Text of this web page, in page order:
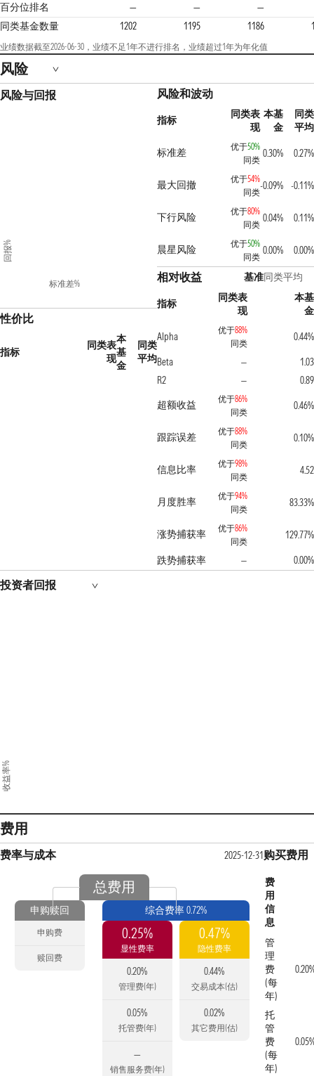
百分位排名 — —
—
同类基金数量
1202 1195 1186
业绩数据截至2026-06-30，业绩不足1年不进行排名，业绩超过1年为年化值
风险
风险与回报
标准差%
回报%
性价比
指标
同类表
现
本
基
金
同类
平均
风险和波动
指标
同类表
现
本基
金
同类
平均
标准差
优于50%
同类
0.30% 0.27%
最大回撤 优于54%
同类
-0.09% -0.11%
下行风险 优于80%
同类
0.04% 0.11%
晨星风险 优于50%
同类
0.00% 0.00%
相对收益 基准同类平均
指标
同类表
现
本基
金
Alpha
优于88%
同类
0.44%
Beta
—
1.03
R2
—
0.89
超额收益
优于86%
同类
0.46%
跟踪误差 优于88%
同类
0.10%
信息比率 优于98%
同类
4.52
月度胜率 优于94%
同类
83.33%
涨势捕获率 优于86%
同类
129.77%
跌势捕获率
— 0.00%
投资者回报
收益率%
费用
费率与成本 2025-12-31
总费用
申购赎回
申购费
赎回费
综合费率 0.72%
0.25%
显性费率
0.20%
管理费(年)
0.05%
托管费(年)
—
销售服务费(年)
0.47%
隐性费率
0.44%
交易成本(估)
0.02%
其它费用(估)
购买费用
费
用
信
息
管
理
费
(每
年)
托
管
费
(每
年)